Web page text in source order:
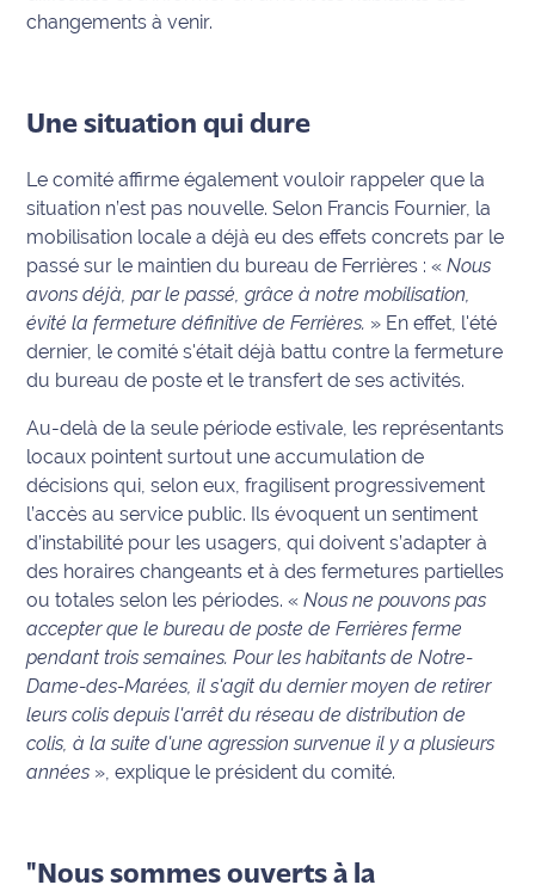
Municipales
2026
Partenaires
L'invité(e)
de la
rédaction
coeur
Maritima
Fil
Maritima
L'anecdote
de Jeff
C'est
mon
club
Les
Coachs
Maritima
changements à venir.
Une situation qui dure
Le comité affirme également vouloir rappeler que la
situation n’est pas nouvelle. Selon Francis Fournier, la
mobilisation locale a déjà eu des effets concrets par le
passé sur le maintien du bureau de Ferrières : «Nous
avons déjà, par le passé, grâce à notre mobilisation,
évité la fermeture définitive de Ferrières. » En effet, l'été
dernier, le comité s'était déjà battu contre la fermeture
du bureau de poste et le transfert de ses activités.
Au-delà de la seule période estivale, les représentants
locaux pointent surtout une accumulation de
décisions qui, selon eux, fragilisent progressivement
l’accès au service public. Ils évoquent un sentiment
d’instabilité pour les usagers, qui doivent s’adapter à
des horaires changeants et à des fermetures partielles
ou totales selon les périodes. «Nous ne pouvons pas
accepter que le bureau de poste de Ferrières ferme
pendant trois semaines. Pour les habitants de Notre-
Dame-des-Marées, il s'agit du dernier moyen de retirer
leurs colis depuis l'arrêt du réseau de distribution de
colis, à la suite d'une agression survenue il y a plusieurs
années », explique le président du comité.
"Nous sommes ouverts à la